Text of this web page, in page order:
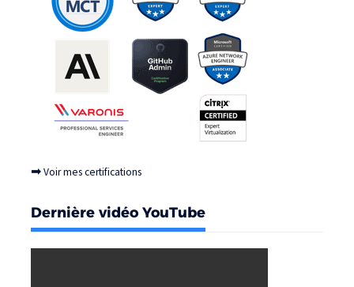
➡Voir mes certifications
Dernière vidéo YouTube